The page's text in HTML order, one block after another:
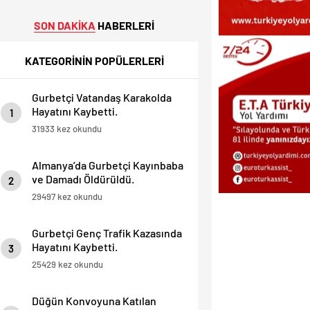
SON DAKİKA HABERLERİ
KATEGORİNİN POPÜLERLERİ
1
Gurbetçi Vatandaş Karakolda
Hayatını Kaybetti.
31933 kez okundu
2
Almanya’da Gurbetçi Kayınbaba
ve Damadı Öldürüldü.
29497 kez okundu
3
Gurbetçi Genç Trafik Kazasında
Hayatını Kaybetti.
25429 kez okundu
Düğün Konvoyuna Katılan